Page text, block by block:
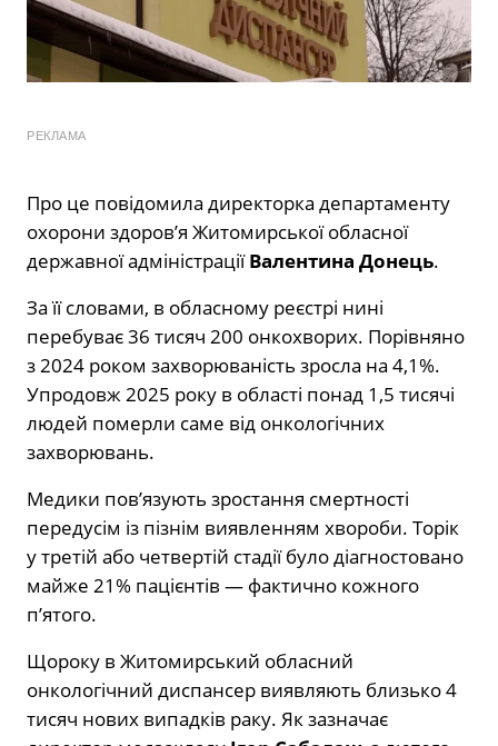
РЕКЛАМА
Про це повідомила директорка департаменту
охорони здоров’я Житомирської обласної
державної адміністраціїВалентина Донець.
За її словами, в обласному реєстрі нині
перебуває 36 тисяч 200 онкохворих. Порівняно
з 2024 роком захворюваність зросла на 4,1%.
Упродовж 2025 року в області понад 1,5 тисячі
людей померли саме від онкологічних
захворювань.
Медики пов’язують зростання смертності
передусім із пізнім виявленням хвороби. Торік
у третій або четвертій стадії було діагностовано
майже 21% пацієнтів — фактично кожного
п’ятого.
Щороку в Житомирський обласний
онкологічний диспансер виявляють близько 4
тисяч нових випадків раку. Як зазначає